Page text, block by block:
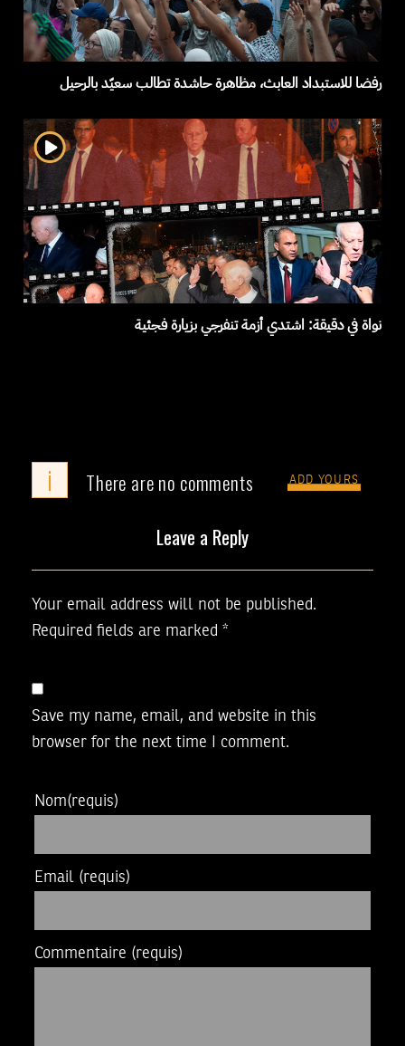
رفضا للاستبداد العابث، مظاهرة حاشدة تطالب سعيّد بالرحيل
نواة في دقيقة: اشتدي أزمة تنفرجي بزيارة فجئية
i There are no comments ADD YOURS
Leave a Reply
Your email address will not be published.
Required fields are marked *
Save my name, email, and website in this
browser for the next time I comment.
Nom(requis)
Email (requis)
Commentaire (requis)